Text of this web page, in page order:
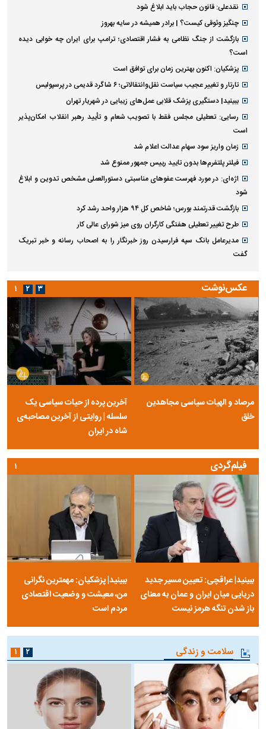
نقدعلی: قانون حجاب باید ابلاغ شود
چنگیز وثوقی کیست؟ | برادر همیشه در سایه بهروز
بازگشت از جنگ نظامی به فشار اقتصادی؛ ترامپ برای ایران چه خوابی دیده
است؟
پزشکیان: اکنون بهترین زمان برای توافق است
تارتار و تغییر عجیب سیاست نقل‌وانتقالاتی؛ ۶ شاگرد قدیمی در پرسپولیس
ببینید| دستگیری پزشک قلابی عمل‌های زیبایی در شهریار تهران
رسایی: تعطیلی مجلس فقط با تصویب شعام و تأیید رهبر انقلاب امکان‌پذیر
است
زمان واریز سود سهام عدالت اعلام شد
فیلتر پلتفرم‌ها بدون تایید رییس جمهور ممنوع شد
اژه‌ای: در مورد فهرست عفو‌های مناسبتی دستورالعملی مشخص تدوین و ابلاغ
شود
بازگشت قدرتمند بورس؛ شاخص کل ۹۴ هزار واحد رشد کرد
طرح تغییر تعطیلی هفتگی کارگران روی میز شورای عالی کار
مدیرعامل بانک سپه فرارسیدن روز خبرنگار را به اصحاب رسانه و خبر تبریک
گفت
عکس‌نوشت
مرصاد و الهیات سیاسی مجاهدین
خلق
آخرین پرده از حیات سیاسی یک
سلسله | روایتی از آخرین مصاحبه‌ی
شاه در ایران
۱ ۲ ۳
فیلم‌گردی
ببینید| عراقچی: تعیین مسیر جدید
دریایی میان ایران و عمان به معنای
باز شدن تنگه هرمز نیست
ببینید| پزشکیان: مهمترین نگرانی
من، معیشت و وضعیت اقتصادی
مردم است
۱
سلامت و زندگی ۱ ۲